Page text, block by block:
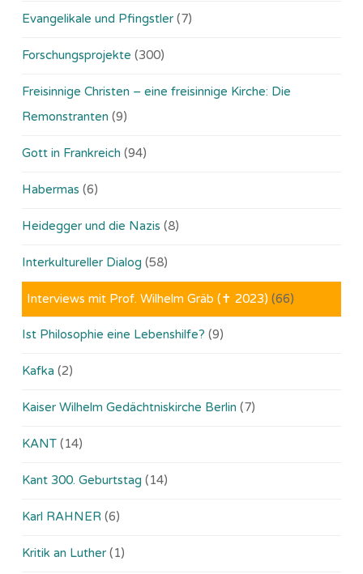
Evangelikale und Pfingstler (7)
Forschungsprojekte (300)
Freisinnige Christen – eine freisinnige Kirche: Die
Remonstranten (9)
Gott in Frankreich (94)
Habermas (6)
Heidegger und die Nazis (8)
Interkultureller Dialog (58)
Interviews mit Prof. Wilhelm Gräb (✝ 2023) (66)
Ist Philosophie eine Lebenshilfe? (9)
Kafka (2)
Kaiser Wilhelm Gedächtniskirche Berlin (7)
KANT (14)
Kant 300. Geburtstag (14)
Karl RAHNER (6)
Kritik an Luther (1)